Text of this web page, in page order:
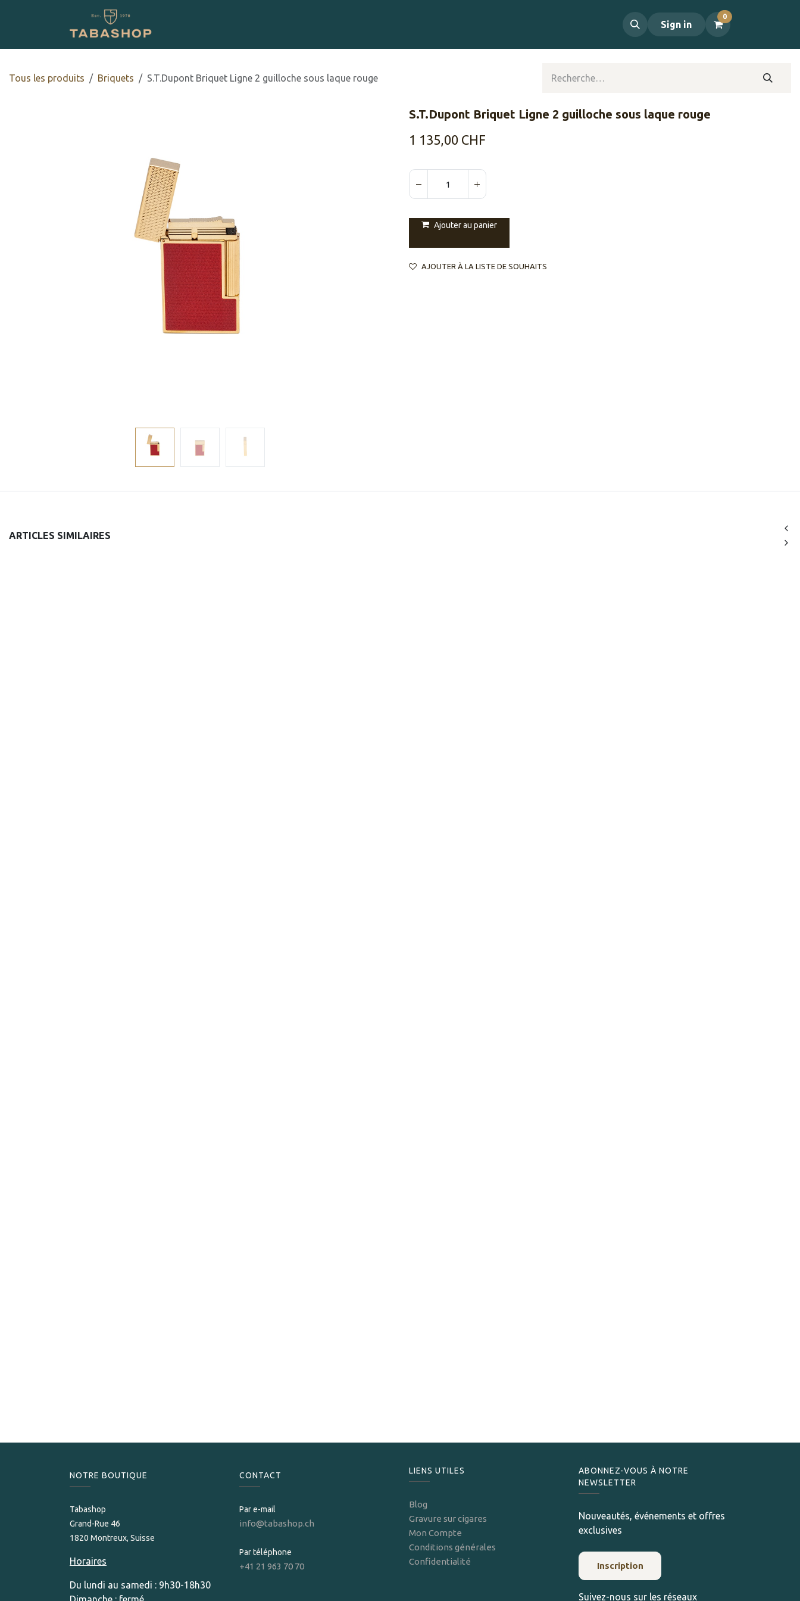
Sign in
0
Tous les produits ​​​​Briquets S.T.Dupont Briquet Ligne 2 guilloche sous laque rouge
S.T.Dupont Briquet Ligne 2 guilloche sous laque rouge
1 135,00 CHF
Ajouter au panier
AJOUTER À LA LISTE DE SOUHAITS
ARTICLES SIMILAIRES
NOTRE BOUTIQUE
Tabashop
Grand-Rue 46
1820 Montreux, Suisse
Horaires
Du lundi au samedi : 9h30-18h30
CONTACT
Par e-mail
info@tabashop.ch
Par téléphone
+41 21 963 70 70
LIENS UTILES
Blog
Gravure sur cigares
Mon Compte
Conditions générales
Confidentialité
ABONNEZ-VOUS À NOTRE
NEWSLETTER
Nouveautés, événements et offres
exclusives
Inscription
Suivez-nous sur les réseaux